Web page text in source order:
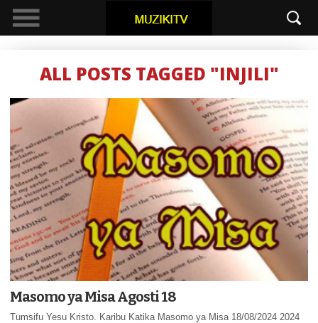
ALL POSTS TAGGED "INJILI"
Masomo ya Misa Agosti 18
Tumsifu Yesu Kristo. Karibu Katika Masomo ya Misa 18/08/2024 2024